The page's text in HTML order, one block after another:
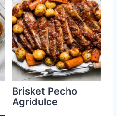
Brisket Pecho
Agridulce